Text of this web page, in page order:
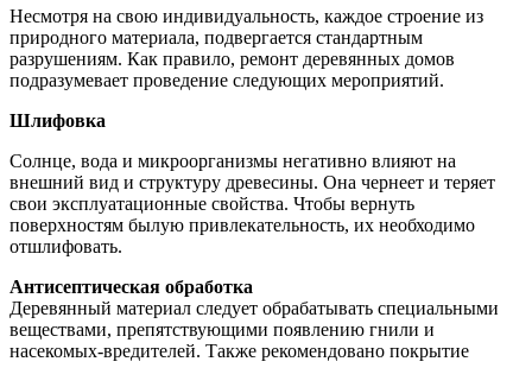
Несмотря на свою индивидуальность, каждое строение из
природного материала, подвергается стандартным
разрушениям. Как правило, ремонт деревянных домов
подразумевает проведение следующих мероприятий.
Шлифовка
Солнце, вода и микроорганизмы негативно влияют на
внешний вид и структуру древесины. Она чернеет и теряет
свои эксплуатационные свойства. Чтобы вернуть
поверхностям былую привлекательность, их необходимо
отшлифовать.
Антисептическая обработка
Деревянный материал следует обрабатывать специальными
веществами, препятствующими появлению гнили и
насекомых-вредителей. Также рекомендовано покрытие